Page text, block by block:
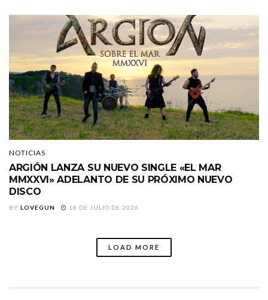
NOTICIAS
ARGIÓN LANZA SU NUEVO SINGLE «EL MAR
MMXXVI» ADELANTO DE SU PRÓXIMO NUEVO
DISCO
BY LOVEGUN 18 DE JULIO DE 2026
LOAD MORE